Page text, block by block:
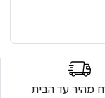
מהיר עד הבית